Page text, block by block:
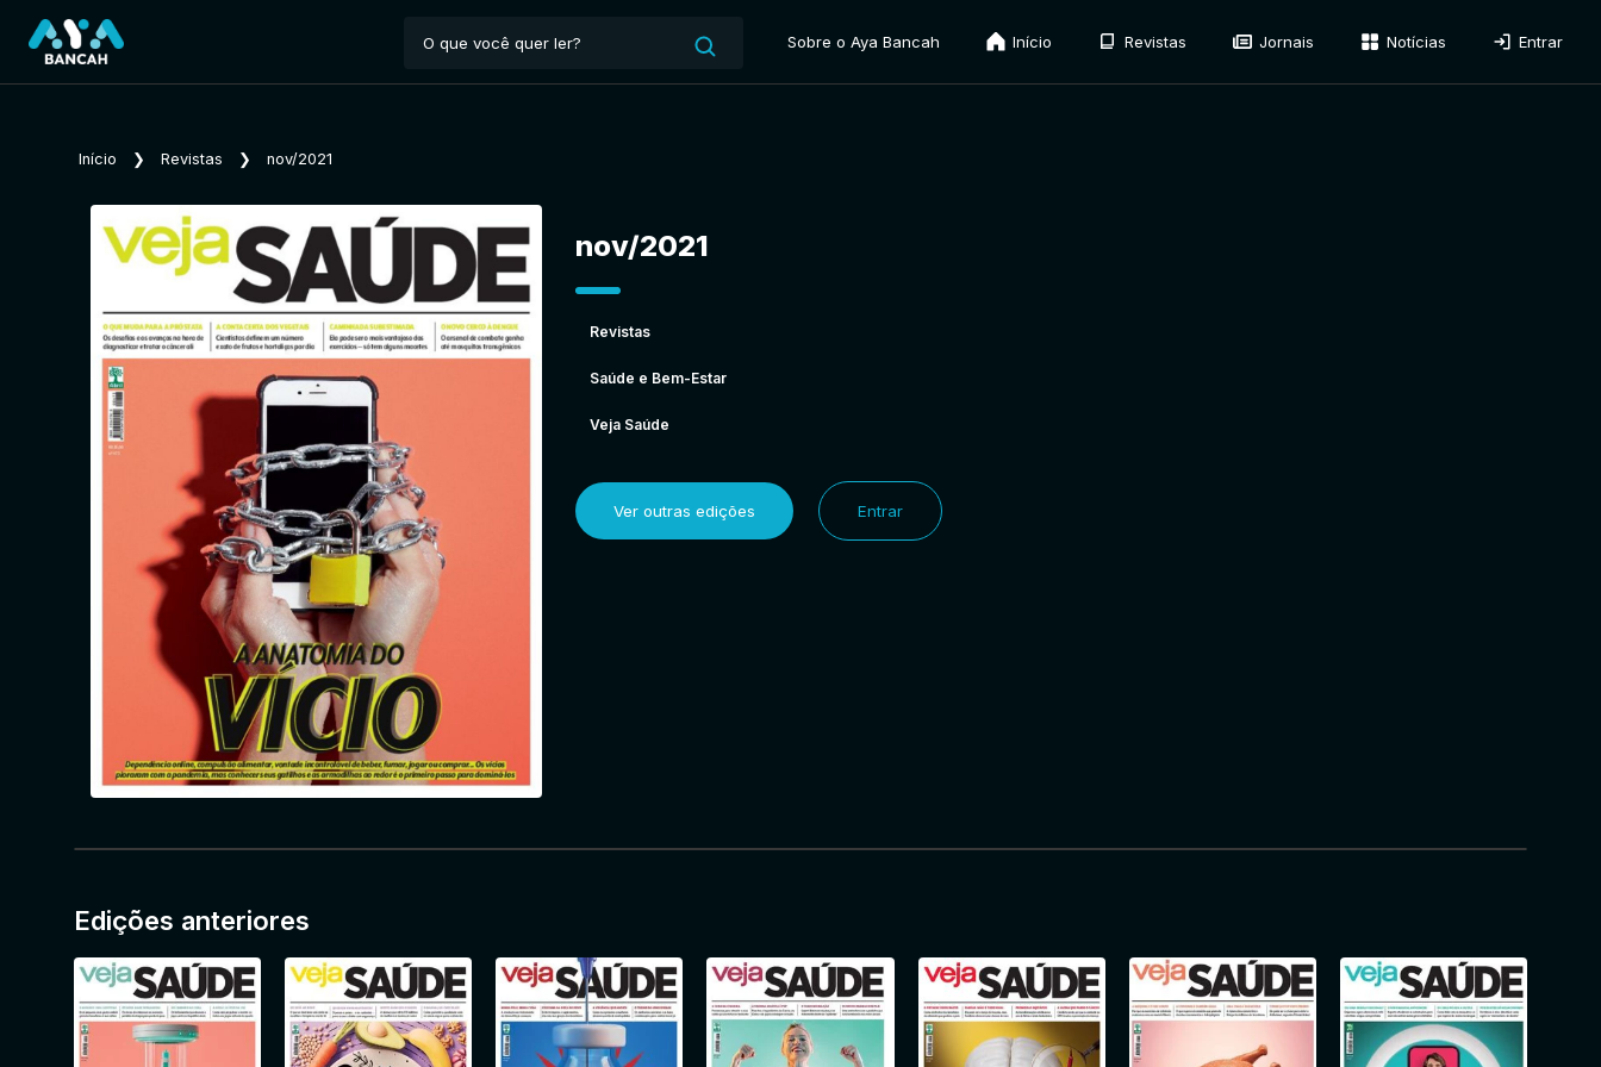
Sobre o Aya Bancah Início Revistas Jornais Notícias Entrar
Início ❯ Revistas ❯ nov/2021
nov/2021
Revistas
Saúde e Bem-Estar
Veja Saúde
Ver outras edições Entrar
Edições anteriores